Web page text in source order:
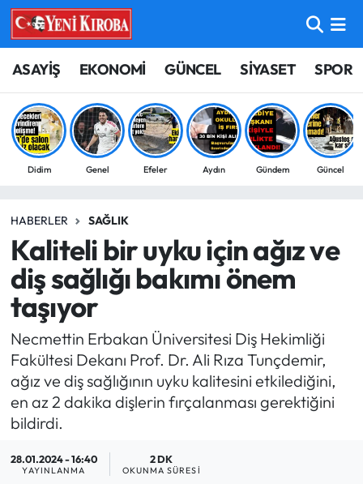
ASAYİŞ EKONOMİ GÜNCEL SİYASET SPOR
Didim Genel Efeler Aydın Gündem Güncel
HABERLER SAĞLIK
Kaliteli bir uyku için ağız ve
diş sağlığı bakımı önem
taşıyor
Necmettin Erbakan Üniversitesi Diş Hekimliği
Fakültesi Dekanı Prof. Dr. Ali Rıza Tunçdemir,
ağız ve diş sağlığının uyku kalitesini etkilediğini,
en az 2 dakika dişlerin fırçalanması gerektiğini
bildirdi.
28.01.2024 - 16:40
YAYINLANMA
2 DK
OKUNMA SÜRESI
ASAYİŞ
BİLİM-TEKNOLOJİ
ÇEVRE
EĞİTİM
EKONOMİ
GÜNCEL
GÜNDEM
MAGAZİN
SAĞLIK
SİYASET
Aydın Nöbetçi Eczaneler
Aydın Hava Durumu
Aydin Namaz Vakitleri
Süper Lig Puan Durumu ve Fikstür
Tüm Manşetler
Son Dakika Haberleri
Haber Arşivi